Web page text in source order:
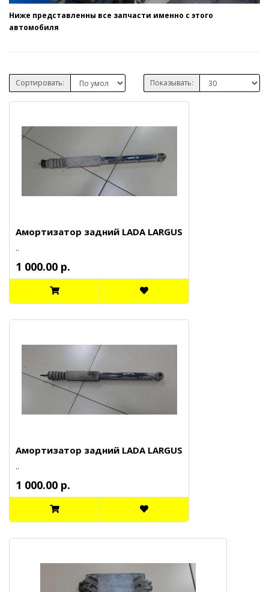
Ниже представленны все запчасти именно с этого
автомобиля
Сортировать: Показывать:
Амортизатор задний LADA LARGUS
..
1 000.00 р.
Амортизатор задний LADA LARGUS
..
1 000.00 р.